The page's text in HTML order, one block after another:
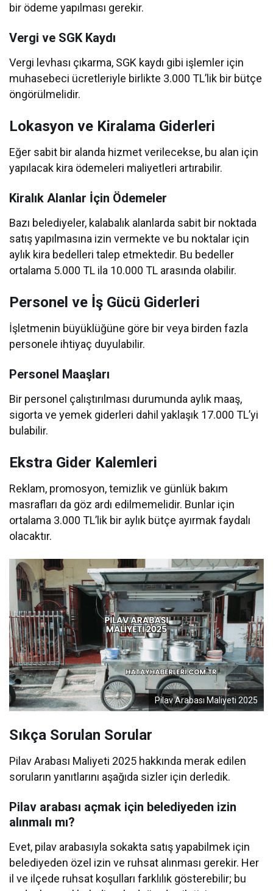
bir ödeme yapılması gerekir.
Vergi ve SGK Kaydı
Vergi levhası çıkarma, SGK kaydı gibi işlemler için
muhasebeci ücretleriyle birlikte 3.000 TL’lik bir bütçe
öngörülmelidir.
Lokasyon ve Kiralama Giderleri
Eğer sabit bir alanda hizmet verilecekse, bu alan için
yapılacak kira ödemeleri maliyetleri artırabilir.
Kiralık Alanlar İçin Ödemeler
Bazı belediyeler, kalabalık alanlarda sabit bir noktada
satış yapılmasına izin vermekte ve bu noktalar için
aylık kira bedelleri talep etmektedir. Bu bedeller
ortalama 5.000 TL ila 10.000 TL arasında olabilir.
Personel ve İş Gücü Giderleri
İşletmenin büyüklüğüne göre bir veya birden fazla
personele ihtiyaç duyulabilir.
Personel Maaşları
Bir personel çalıştırılması durumunda aylık maaş,
sigorta ve yemek giderleri dahil yaklaşık 17.000 TL’yi
bulabilir.
Ekstra Gider Kalemleri
Reklam, promosyon, temizlik ve günlük bakım
masrafları da göz ardı edilmemelidir. Bunlar için
ortalama 3.000 TL’lik bir aylık bütçe ayırmak faydalı
olacaktır.
Pilav Arabası Maliyeti 2025
Sıkça Sorulan Sorular
Pilav Arabası Maliyeti 2025 hakkında merak edilen
soruların yanıtlarını aşağıda sizler için derledik.
Pilav arabası açmak için belediyeden izin
alınmalı mı?
Evet, pilav arabasıyla sokakta satış yapabilmek için
belediyeden özel izin ve ruhsat alınması gerekir. Her
il ve ilçede ruhsat koşulları farklılık gösterebilir; bu